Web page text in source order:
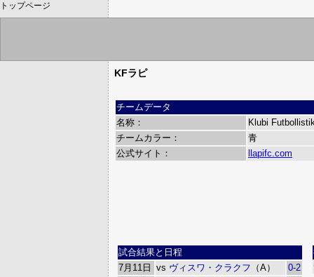
トップページ
KFラピ
チームデータ
名称：
Klubi
チームカラー：
青
公式サイト：
llapifc.com
試合結果と日程
7月11日
vs ヴィスワ・クラクフ （A）
0-2